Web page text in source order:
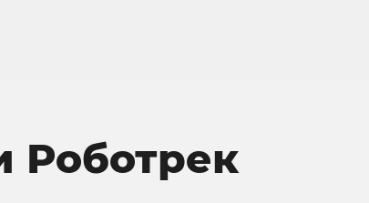
Роботрек